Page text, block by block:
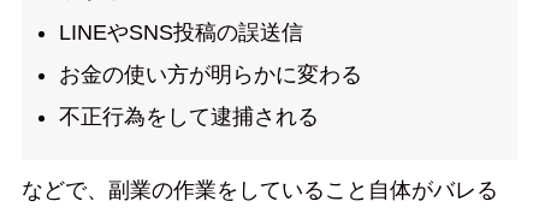
LINEやSNS投稿の誤送信
お金の使い方が明らかに変わる
不正行為をして逮捕される
などで、副業の作業をしていること自体がバレる